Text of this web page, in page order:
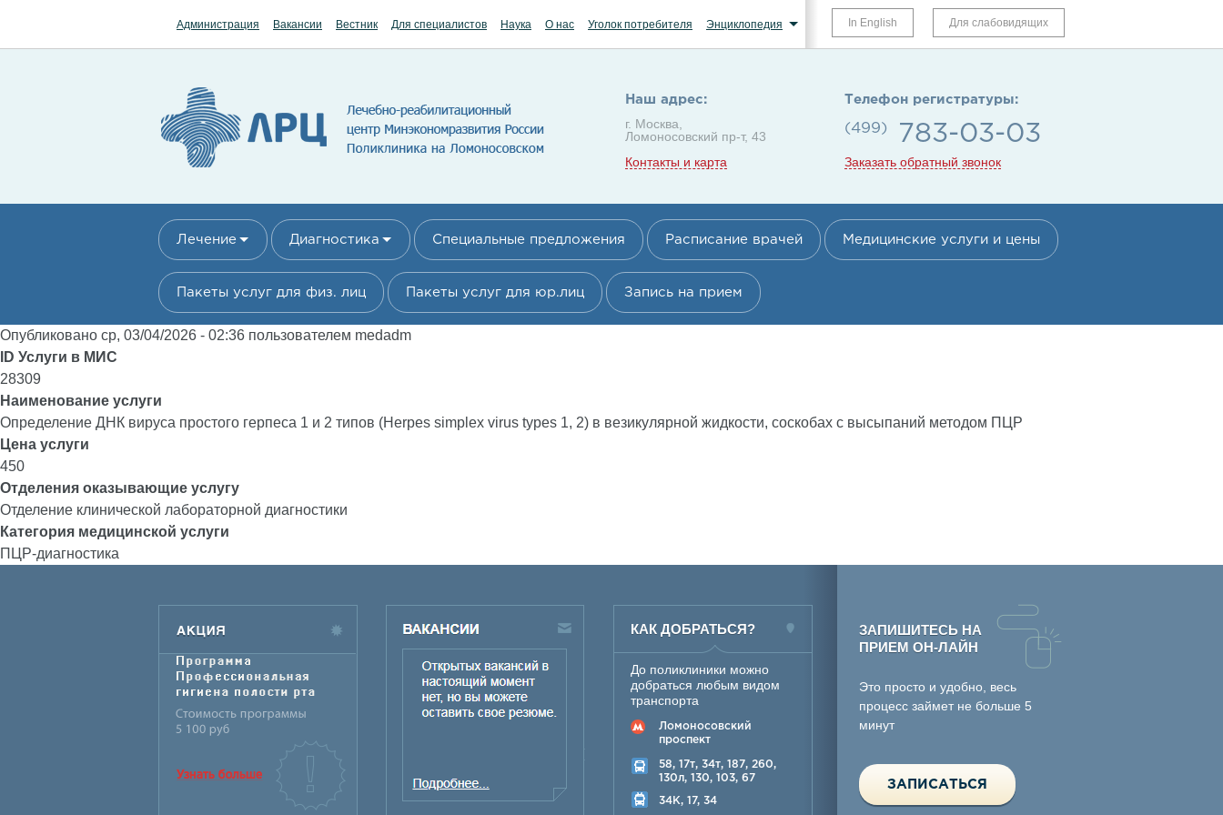
Администрация Вакансии Вестник Для специалистов Наука О нас Уголок потребителя Энциклопедия In English Для слабовидящих
Наш адрес:
г. Москва,
Ломоносовский пр-т, 43
Контакты и карта
Телефон регистратуры:
(499) 783-03-03
Заказать обратный звонок
Лечение Диагностика Специальные предложения Расписание врачей Медицинские услуги и цены
Пакеты услуг для физ. лиц Пакеты услуг для юр.лиц Запись на прием
Опубликовано ср, 03/04/2026 - 02:36 пользователем medadm
ID Услуги в МИС
28309
Наименование услуги
Определение ДНК вируса простого герпеса 1 и 2 типов (Herpes simplex virus types 1, 2) в везикулярной жидкости, соскобах с высыпаний методом ПЦР
Цена услуги
450
Отделения оказывающие услугу
Отделение клинической лабораторной диагностики
Категория медицинской услуги
ПЦР-диагностика
КАК ДОБРАТЬСЯ?
До поликлиники можно
добраться любым видом
транспорта
Ломоносовский
проспект
58, 17т, 34т, 187, 260,
130л, 130, 103, 67
34K, 17, 34
ЗАПИШИТЕСЬ НА
ПРИЕМ ОН-ЛАЙН
Это просто и удобно, весь
процесс займет не больше 5
минут
ЗАПИСАТЬСЯ